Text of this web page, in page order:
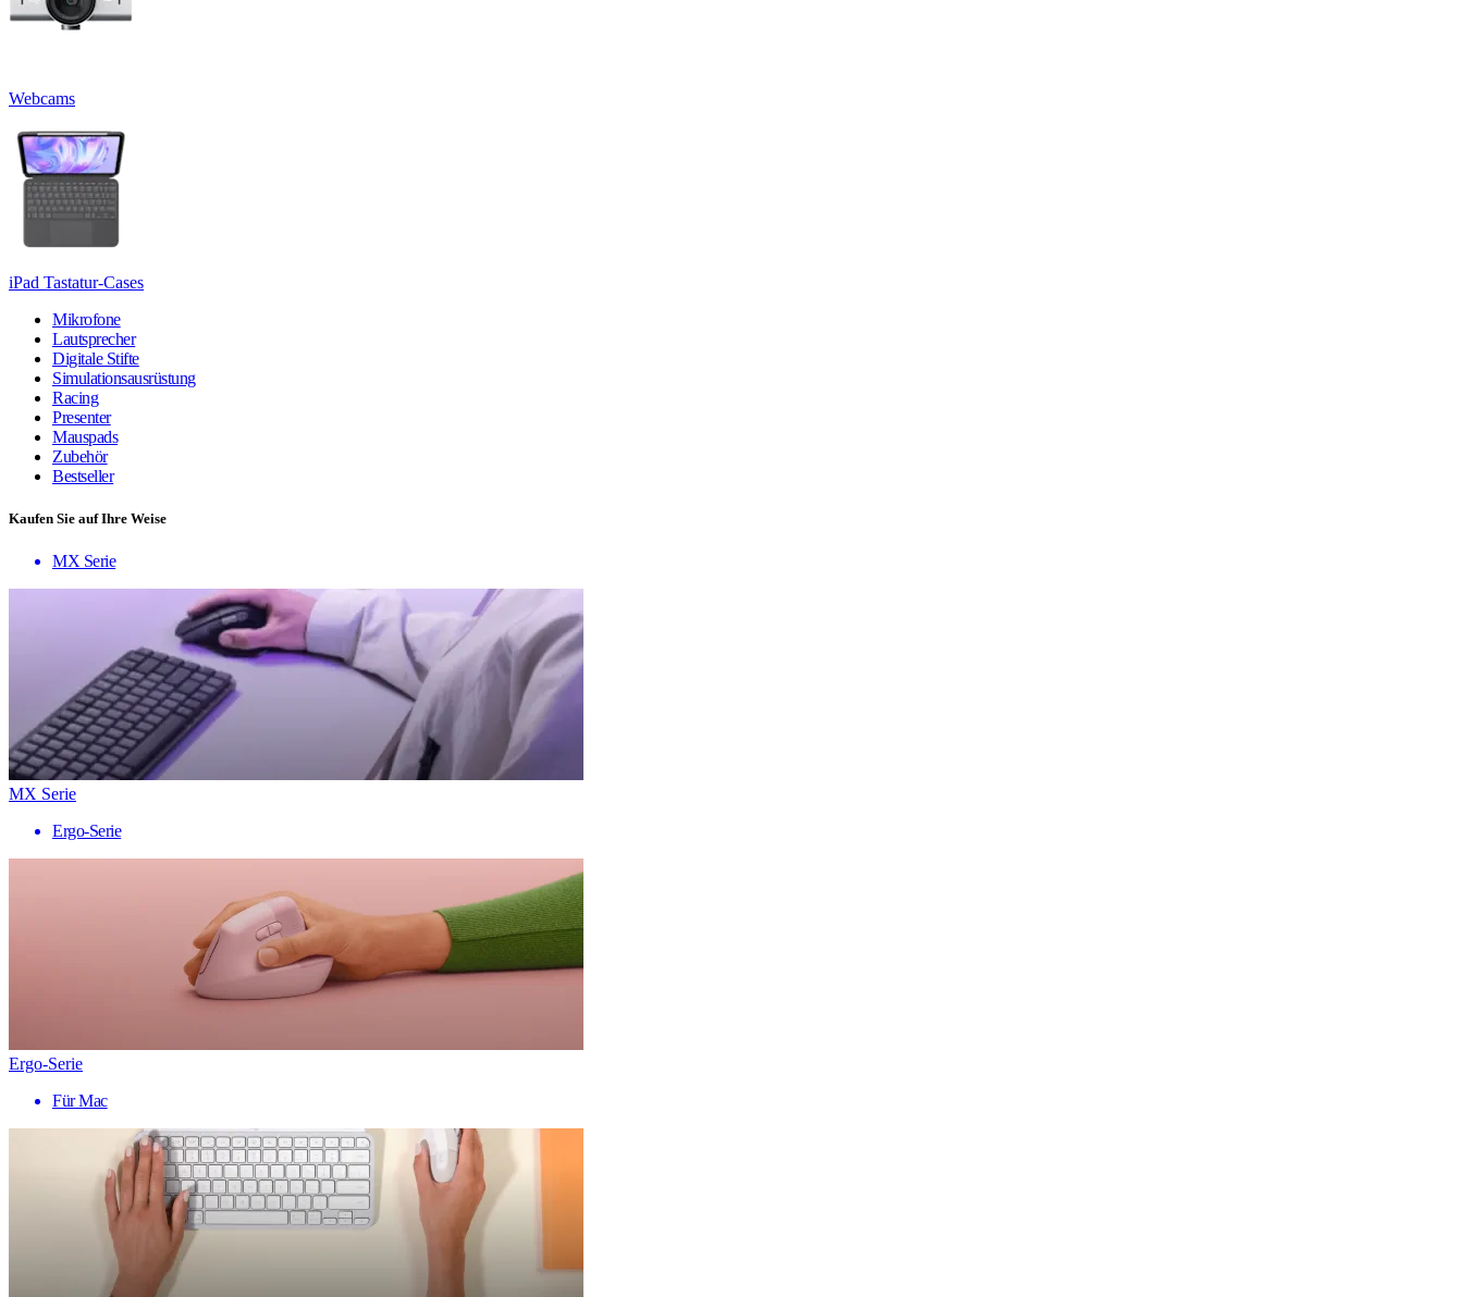
Webcams
iPad Tastatur-Cases
Mikrofone
Lautsprecher
Digitale Stifte
Simulationsausrüstung
Racing
Presenter
Mauspads
Zubehör
Bestseller
Kaufen Sie auf Ihre Weise
MX Serie
MX Serie
Ergo-Serie
Ergo-Serie
Für Mac